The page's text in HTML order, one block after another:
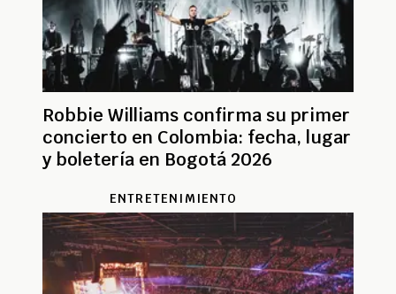
Robbie Williams confirma su primer
concierto en Colombia: fecha, lugar
y boletería en Bogotá 2026
ENTRETENIMIENTO